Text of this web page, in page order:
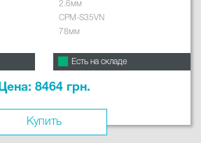
2.6мм
CPM-S35VN
78мм
Есть на складе
Цена: 8464 грн.
Купить